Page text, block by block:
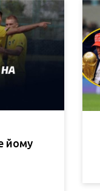
йому